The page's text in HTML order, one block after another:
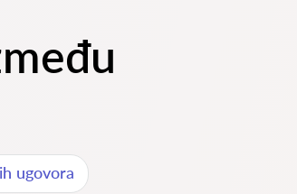
ugovora